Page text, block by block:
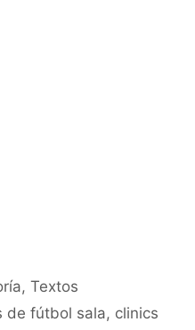
,Textos
de fútbol sala, clinics